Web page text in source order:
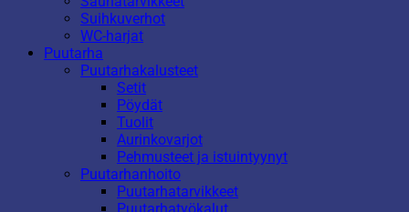
Suihkuverhot
WC-harjat
Puutarha
Puutarhakalusteet
Setit
Pöydät
Tuolit
Aurinkovarjot
Pehmusteet ja istuintyynyt
Puutarhanhoito
Puutarhatarvikkeet